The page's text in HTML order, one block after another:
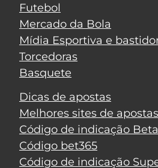
Futebol
Mercado da Bola
Mídia Esportiva e
Torcedoras
Basquete
Dicas de apostas
Melhores sites de apostas
Código de indicação
Código bet365
Código de indicação